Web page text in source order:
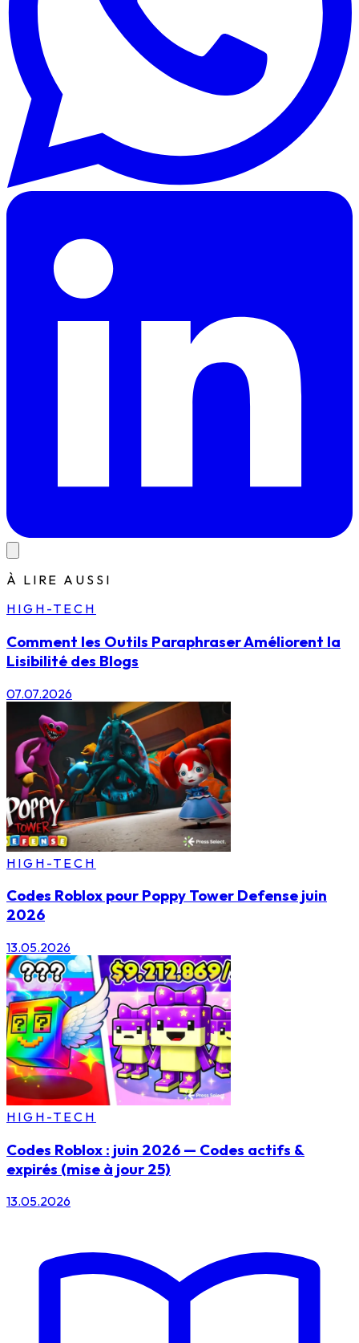
À LIRE AUSSI
HIGH-TECH
Comment les Outils Paraphraser Améliorent la
Lisibilité des Blogs
07.07.2026
HIGH-TECH
Codes Roblox pour Poppy Tower Defense juin
2026
13.05.2026
HIGH-TECH
Codes Roblox : juin 2026 — Codes actifs &
expirés (mise à jour 25)
13.05.2026